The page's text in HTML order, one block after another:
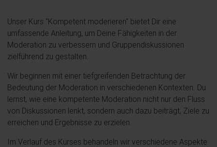
Unser Kurs "Kompetent moderieren" bietet Dir eine
umfassende Anleitung, um Deine Fähigkeiten in der
Moderation zu verbessern und Gruppendiskussionen
zielführend zu gestalten.
Wir beginnen mit einer tiefgreifenden Betrachtung der
Bedeutung der Moderation in verschiedenen Kontexten. Du
lernst, wie eine kompetente Moderation nicht nur den Fluss
von Diskussionen lenkt, sondern auch dazu beiträgt, Ziele zu
erreichen und Ergebnisse zu erzielen.
Im Verlauf des Kurses behandeln wir verschiedene Aspekte